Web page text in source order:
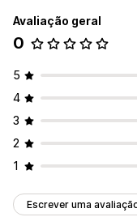
Avaliação geral
0
5
4
3
2
1
Escrever uma